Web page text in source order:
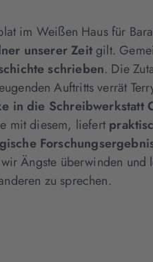
im Weißen Haus für
unserer Zeitgilt.
schrieben. Die
Auftritts verrät
in die Schreibwerkstatt
mit diesem, liefert
Ängste überwinden und
zu sprechen.